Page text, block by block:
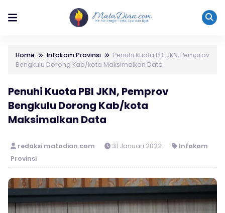
Home Infokom Provinsi
Penuhi Kuota PBI JKN, Pemprov
Bengkulu Dorong Kab/kota Maksimalkan Data
Penuhi Kuota PBI JKN, Pemprov
Bengkulu Dorong Kab/kota
Maksimalkan Data
redaksi matadian.com 31 Januari 2022
Infokom
Provinsi